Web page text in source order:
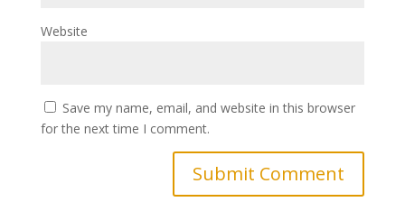
Website
Save my name, email, and website in this browser
for the next time I comment.